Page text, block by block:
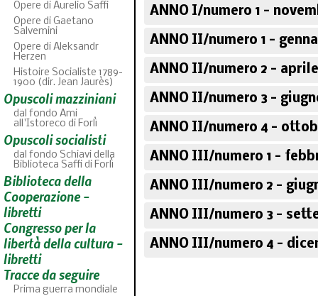
Opere di Aurelio Saffi
Opere di Gaetano
Salvemini
Opere di Aleksandr
Herzen
Histoire Socialiste 1789-
1900 (dir. Jean Jaurès)
Opuscoli mazziniani
dal fondo Ami
all'Istoreco di Forlì
Opuscoli socialisti
dal fondo Schiavi della
Biblioteca Saffi di Forlì
Biblioteca della
Cooperazione -
libretti
Congresso per la
libertà della cultura -
libretti
Tracce da seguire
Prima guerra mondiale
ANNO I/numero 1 -
ANNO II/numero 1 -
ANNO II/numero 2 - aprile
ANNO II/numero 3 -
ANNO II/numero 4 -
ANNO III/numero 1 -
ANNO III/numero 2 -
ANNO III/numero 3 -
ANNO III/numero 4 -
46